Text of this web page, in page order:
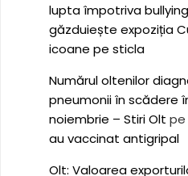
lupta împotriva
găzduiește expoziția
icoane pe sticla
Numărul oltenilor
pneumonii în scădere
noiembrie – Stiri Olt pe
au vaccinat antigripal
Olt: Valoarea